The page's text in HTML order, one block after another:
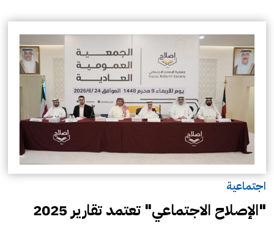
اجتماعية
"الإصلاح الاجتماعي" تعتمد تقارير 2025